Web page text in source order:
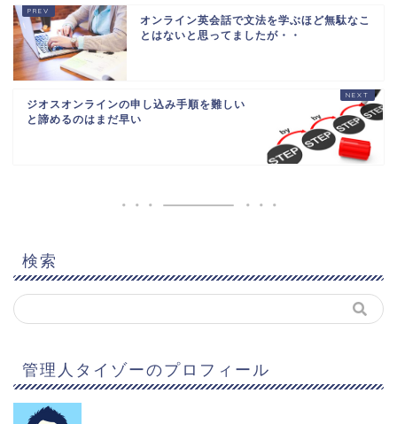
オンライン英会話で文法を学ぶほど無駄なこ
とはないと思ってましたが・・
ジオスオンラインの申し込み手順を難しい
と諦めるのはまだ早い
検索
管理人タイゾーのプロフィール